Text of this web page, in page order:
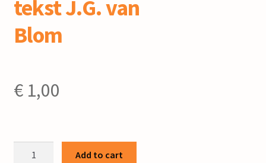
tekst J.G. van
Blom
€1,00
Add to cart